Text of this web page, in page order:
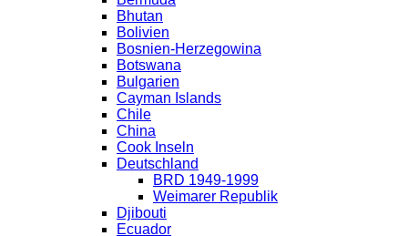
Bhutan
Bolivien
Bosnien-Herzegowina
Botswana
Bulgarien
Cayman Islands
Chile
China
Cook Inseln
Deutschland
BRD 1949-1999
Weimarer Republik
Djibouti
Ecuador